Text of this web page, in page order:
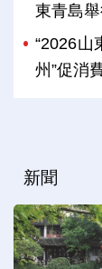
東青島
“2026山
州”促消
新聞